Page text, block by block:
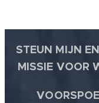
STEUN MIJN
MISSIE VOOR